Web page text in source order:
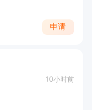
申请
10小时前